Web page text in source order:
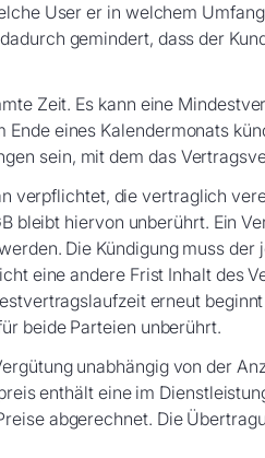
User er in welchem
gemindert, dass der
Zeit. Es kann eine
eines Kalendermonats
sein, mit dem das
verpflichtet, die vertraglich
bleibt hiervon unberührt. Ein
Die Kündigung muss
eine andere Frist Inhalt des
erneut
beide Parteien unberührt.
unabhängig von der
enthält eine im
abgerechnet. Die